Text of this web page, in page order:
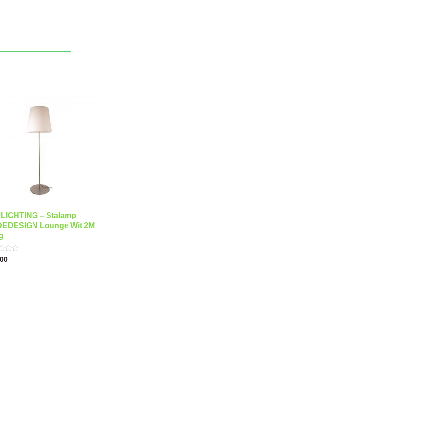
– Stalamp
Lounge Wit 2M